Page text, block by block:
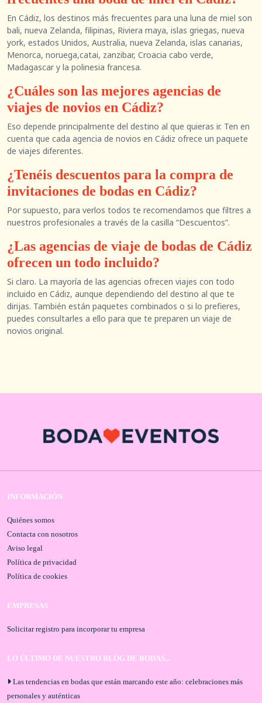
En Cádiz, los destinos más frecuentes para una luna de miel son
bali, nueva Zelanda, filipinas, Riviera maya, islas griegas, nueva
york, estados Unidos, Australia, nueva Zelanda, islas canarias,
Menorca, noruega,catai, zanzibar, Croacia cabo verde,
Madagascar y la polinesia francesa.
¿Cuáles son las mejores agencias de
viajes de novios en Cádiz?
Eso depende principalmente del destino al que quieras ir. Ten en
cuenta que cada agencia de novios en Cádiz ofrece un paquete
de viajes diferentes.
¿Tenéis descuentos para la compra de
invitaciones de bodas en Cádiz?
Por supuesto, para verlos todos te recomendamos que filtres a
nuestros profesionales a través de la casilla “Descuentos”.
¿Las agencias de viaje de bodas de Cádiz
ofrecen un todo incluido?
Si claro. La mayoría de las agencias ofrecen viajes con todo
incluido en Cádiz, aunque dependiendo del destino al que te
dirijas. También están paquetes combinados o si lo prefieres,
puedes consultarles a ello para que te preparen un viaje de
novios original.
INFORMACIÓN
Quiénes somos
Contacta con nosotros
Aviso legal
Política de privacidad
Política de cookies
EMPRESAS
Solicitar registro para incorporar tu empresa
LO ÚLTIMO DE NUESTRO BLOG DE BODAS...
Las tendencias en bodas que están marcando este año: celebraciones más
personales y auténticas